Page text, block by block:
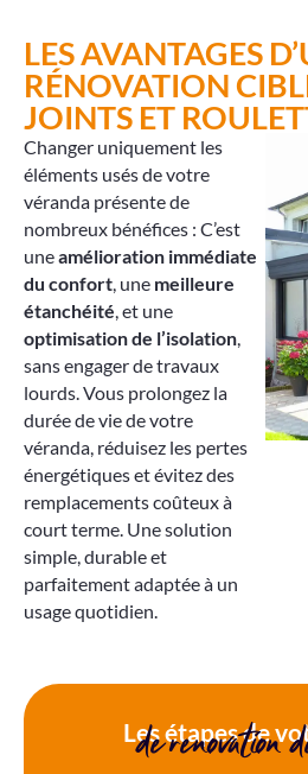
LES AVANTAGES
RÉNOVATION
JOINTS ET
Changer uniquement les
éléments usés de votre
véranda présente de
nombreux bénéfices : C’est
uneamélioration immédiate
du confort, une meilleure
étanchéité, et une
optimisation de l’isolation,
sans engager de travaux
lourds. Vous prolongez la
durée de vie de votre
véranda, réduisez les pertes
énergétiques et évitez des
remplacements coûteux à
court terme. Une solution
simple, durable et
parfaitement adaptée à un
usage quotidien.
Les étapes de
de rénovation